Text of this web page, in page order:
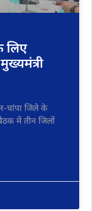
लिए
चांपा जिले के
में तीन जिलों